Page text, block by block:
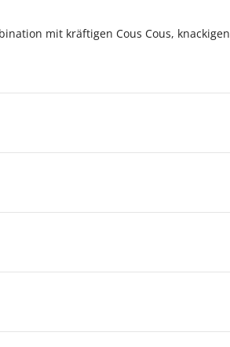
mit kräftigen Cous Cous, knackigen